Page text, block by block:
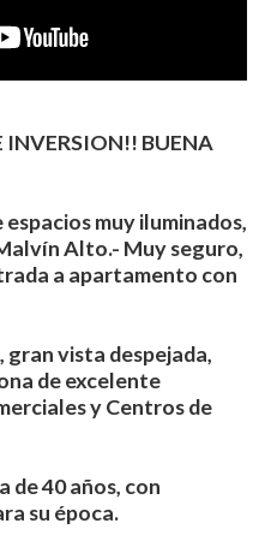
BUENA
muy iluminados,
Alto.- Muy seguro,
a apartamento con
vista despejada,
de excelente
y Centros de
de 40 años, con
su época.